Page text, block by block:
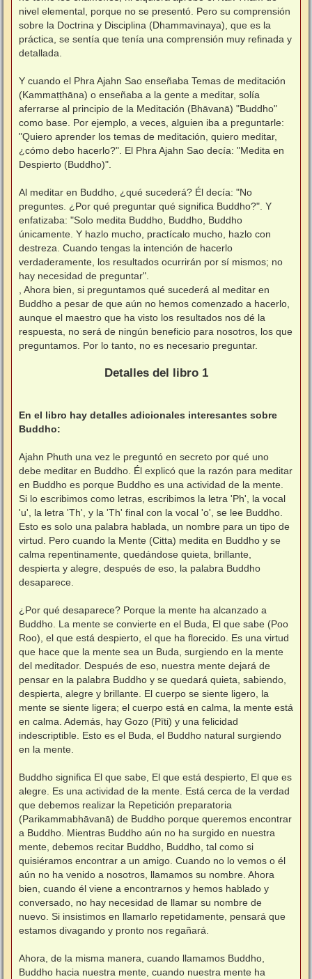
nivel elemental, porque no se presentó. Pero su comprensión
sobre la Doctrina y Disciplina (Dhammavinaya), que es la
práctica, se sentía que tenía una comprensión muy refinada y
detallada.
Y cuando el Phra Ajahn Sao enseñaba Temas de meditación
(Kammaṭṭhāna) o enseñaba a la gente a meditar, solía
aferrarse al principio de la Meditación (Bhāvanā) "Buddho"
como base. Por ejemplo, a veces, alguien iba a preguntarle:
"Quiero aprender los temas de meditación, quiero meditar,
¿cómo debo hacerlo?". El Phra Ajahn Sao decía: "Medita en
Despierto (Buddho)".
Al meditar en Buddho, ¿qué sucederá? Él decía: "No
preguntes. ¿Por qué preguntar qué significa Buddho?". Y
enfatizaba: "Solo medita Buddho, Buddho, Buddho
únicamente. Y hazlo mucho, practícalo mucho, hazlo con
destreza. Cuando tengas la intención de hacerlo
verdaderamente, los resultados ocurrirán por sí mismos; no
hay necesidad de preguntar".
, Ahora bien, si preguntamos qué sucederá al meditar en
Buddho a pesar de que aún no hemos comenzado a hacerlo,
aunque el maestro que ha visto los resultados nos dé la
respuesta, no será de ningún beneficio para nosotros, los que
preguntamos. Por lo tanto, no es necesario preguntar.
Detalles del libro 1
En el libro hay detalles adicionales interesantes sobre
Buddho:
Ajahn Phuth una vez le preguntó en secreto por qué uno
debe meditar en Buddho. Él explicó que la razón para meditar
en Buddho es porque Buddho es una actividad de la mente.
Si lo escribimos como letras, escribimos la letra 'Ph', la vocal
'u', la letra 'Th', y la 'Th' final con la vocal 'o', se lee Buddho.
Esto es solo una palabra hablada, un nombre para un tipo de
virtud. Pero cuando la Mente (Citta) medita en Buddho y se
calma repentinamente, quedándose quieta, brillante,
despierta y alegre, después de eso, la palabra Buddho
desaparece.
¿Por qué desaparece? Porque la mente ha alcanzado a
Buddho. La mente se convierte en el Buda, El que sabe (Poo
Roo), el que está despierto, el que ha florecido. Es una virtud
que hace que la mente sea un Buda, surgiendo en la mente
del meditador. Después de eso, nuestra mente dejará de
pensar en la palabra Buddho y se quedará quieta, sabiendo,
despierta, alegre y brillante. El cuerpo se siente ligero, la
mente se siente ligera; el cuerpo está en calma, la mente está
en calma. Además, hay Gozo (Pīti) y una felicidad
indescriptible. Esto es el Buda, el Buddho natural surgiendo
en la mente.
Buddho significa El que sabe, El que está despierto, El que es
alegre. Es una actividad de la mente. Está cerca de la verdad
que debemos realizar la Repetición preparatoria
(Parikammabhāvanā) de Buddho porque queremos encontrar
a Buddho. Mientras Buddho aún no ha surgido en nuestra
mente, debemos recitar Buddho, Buddho, tal como si
quisiéramos encontrar a un amigo. Cuando no lo vemos o él
aún no ha venido a nosotros, llamamos su nombre. Ahora
bien, cuando él viene a encontrarnos y hemos hablado y
conversado, no hay necesidad de llamar su nombre de
nuevo. Si insistimos en llamarlo repetidamente, pensará que
estamos divagando y pronto nos regañará.
Ahora, de la misma manera, cuando llamamos Buddho,
Buddho hacia nuestra mente, cuando nuestra mente ha